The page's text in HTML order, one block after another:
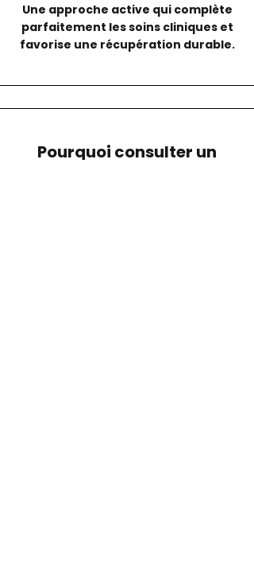
Une approche active qui complète
parfaitement les soins cliniques et
favorise une récupération durable.
Pourquoi consulter un